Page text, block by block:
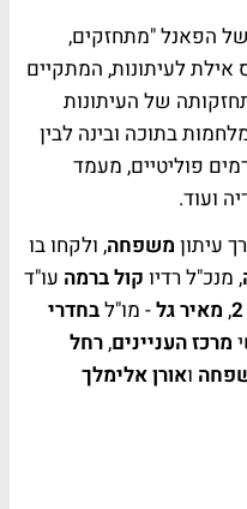
הפאנל "מתחזקים,
לעיתונות, המתקיים
של העיתונות
בתוכה ובינה לבין
פוליטיים, מעמד
ועוד.
עיתון משפחה, ולקחו בו
, מנכ"ל רדיו קול ברמה עו"ד
, מאיר גל- מו"לבחדרי
מרכז העניינים,רחל
ואורן אלימלך